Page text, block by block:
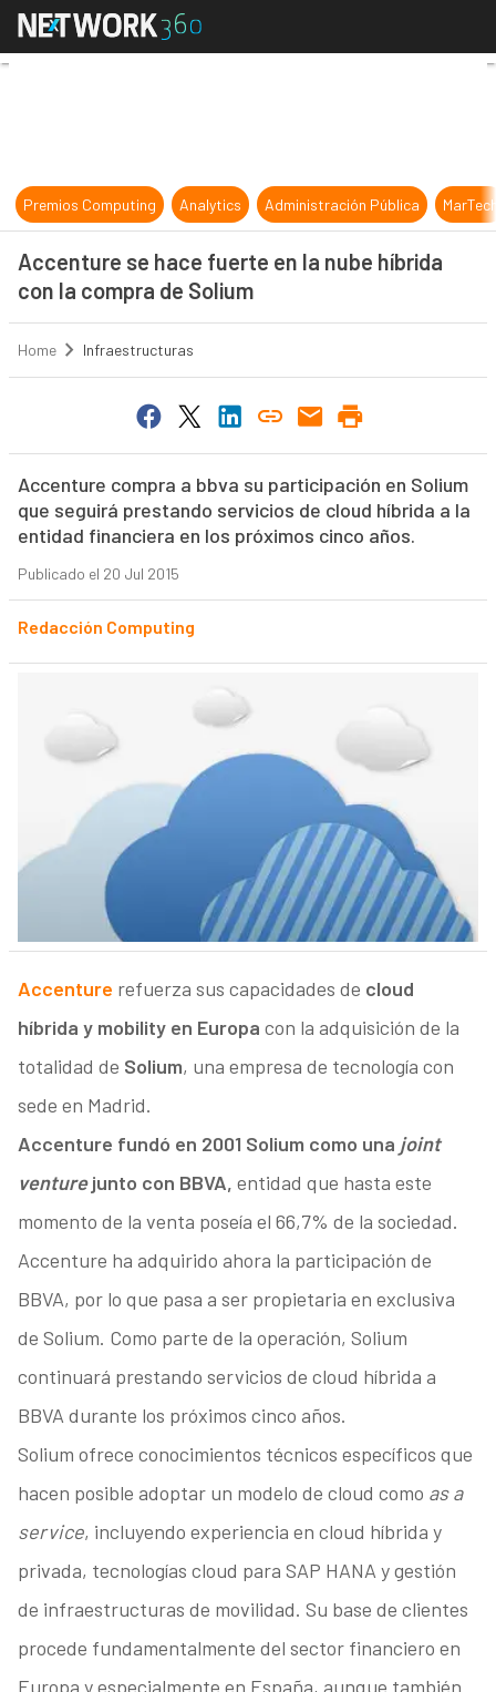
Accenture se hace fuerte en la
Premios Computing Analytics Administración Pública
Accenture se hace fuerte en la nube híbrida
con la compra de Solium
Home Infraestructuras
Accenture compra a bbva su participación en Solium
que seguirá prestando servicios de cloud híbrida a la
entidad financiera en los próximos cinco años.
Publicado el 20 Jul 2015
Redacción Computing
Accenture refuerza sus capacidades de cloud
híbrida y mobility en Europa con la adquisición de la
totalidad de Solium, una empresa de tecnología con
sede en Madrid.
Accenture fundó en 2001 Solium como una joint
venturejunto con BBVA, entidad que hasta este
momento de la venta poseía el 66,7% de la sociedad.
Accenture ha adquirido ahora la participación de
BBVA, por lo que pasa a ser propietaria en exclusiva
de Solium. Como parte de la operación, Solium
continuará prestando servicios de cloud híbrida a
BBVA durante los próximos cinco años.
Solium ofrece conocimientos técnicos específicos que
hacen posible adoptar un modelo de cloud como as a
service, incluyendo experiencia en cloud híbrida y
privada, tecnologías cloud para SAP HANA y gestión
de infraestructuras de movilidad. Su base de clientes
procede fundamentalmente del sector financiero en
Europa y especialmente en España, aunque también